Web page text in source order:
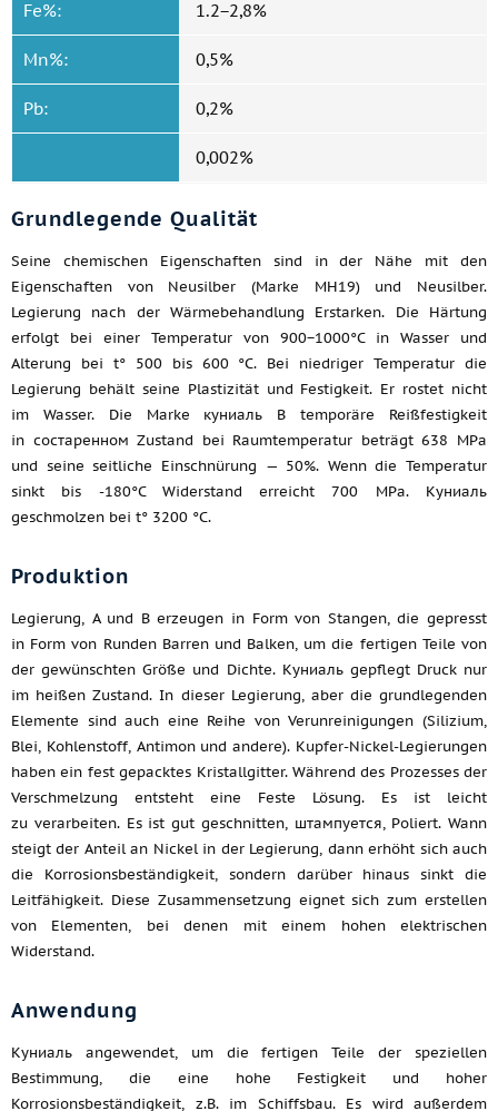
Fe%: 1.2−2,8%
Mn%: 0,5%
Pb: 0,2%
0,002%
Grundlegende Qualität
Seine chemischen Eigenschaften sind in der Nähe mit den
Eigenschaften von Neusilber (Marke МН19) und Neusilber.
Legierung nach der Wärmebehandlung Erstarken. Die Härtung
erfolgt bei einer Temperatur von 900−1000°C in Wasser und
Alterung bei t° 500 bis 600 °C. Bei niedriger Temperatur die
Legierung behält seine Plastizität und Festigkeit. Er rostet nicht
im Wasser. Die Marke куниаль B temporäre Reißfestigkeit
in состаренном Zustand bei Raumtemperatur beträgt 638 MPa
und seine seitliche Einschnürung — 50%. Wenn die Temperatur
sinkt bis -180°C Widerstand erreicht 700 MPa. Куниаль
geschmolzen bei t° 3200 °C.
Produktion
Legierung, A und B erzeugen in Form von Stangen, die gepresst
in Form von Runden Barren und Balken, um die fertigen Teile von
der gewünschten Größe und Dichte. Куниаль gepflegt Druck nur
im heißen Zustand. In dieser Legierung, aber die grundlegenden
Elemente sind auch eine Reihe von Verunreinigungen (Silizium,
Blei, Kohlenstoff, Antimon und andere). Kupfer-Nickel-Legierungen
haben ein fest gepacktes Kristallgitter. Während des Prozesses der
Verschmelzung entsteht eine Feste Lösung. Es ist leicht
zu verarbeiten. Es ist gut geschnitten, штампуется, Poliert. Wann
steigt der Anteil an Nickel in der Legierung, dann erhöht sich auch
die Korrosionsbeständigkeit, sondern darüber hinaus sinkt die
Leitfähigkeit. Diese Zusammensetzung eignet sich zum erstellen
von Elementen, bei denen mit einem hohen elektrischen
Widerstand.
Anwendung
Куниаль angewendet, um die fertigen Teile der speziellen
Bestimmung, die eine hohe Festigkeit und hoher
Korrosionsbeständigkeit, z.B. im Schiffsbau. Es wird außerdem